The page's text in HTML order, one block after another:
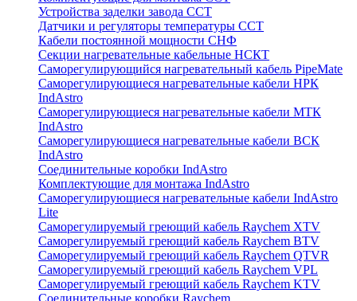
Устройства заделки завода ССТ
Датчики и регуляторы температуры ССТ
Кабели постоянной мощности СНФ
Секции нагревательные кабельные НСКТ
Саморегулирующийся нагревательный кабель PipeMate
Саморегулирующиеся нагревательные кабели НРК
IndAstro
Саморегулирующиеся нагревательные кабели МТК
IndAstro
Саморегулирующиеся нагревательные кабели ВСК
IndAstro
Соединительные коробки IndAstro
Комплектующие для монтажа IndAstro
Саморегулирующиеся нагревательные кабели IndAstro
Lite
Саморегулируемый греющий кабель Raychem XTV
Саморегулируемый греющий кабель Raychem BTV
Саморегулируемый греющий кабель Raychem QTVR
Саморегулируемый греющий кабель Raychem VPL
Саморегулируемый греющий кабель Raychem KTV
Соединительные коробки Raychem